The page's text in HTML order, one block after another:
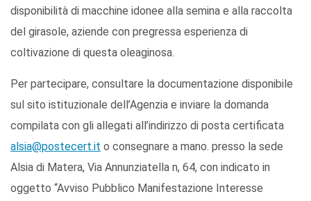
disponibilità di macchine idonee alla semina e alla raccolta
del girasole, aziende con pregressa esperienza di
coltivazione di questa oleaginosa.
Per partecipare, consultare la documentazione disponibile
sul sito istituzionale dell’Agenzia e inviare la domanda
compilata con gli allegati all’indirizzo di posta certificata
alsia@postecert.it o consegnare a mano. presso la sede
Alsia di Matera, Via Annunziatella n, 64, con indicato in
oggetto “Avviso Pubblico Manifestazione Interesse